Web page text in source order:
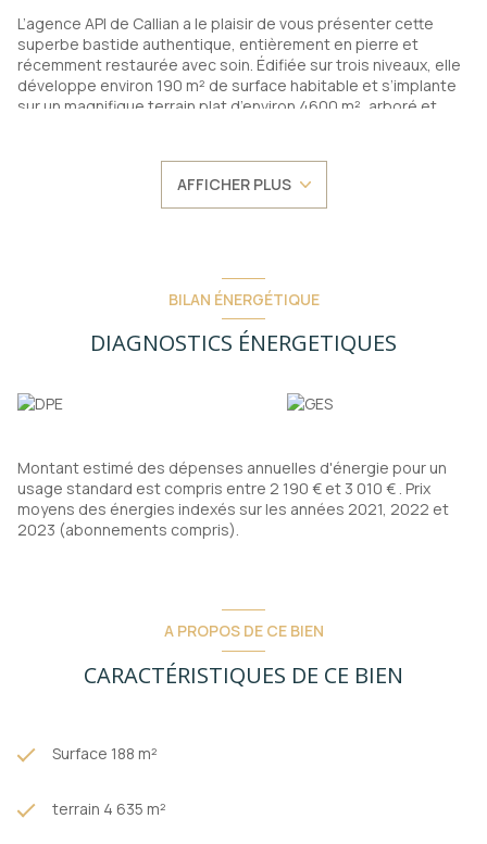
L’agence API de Callian a le plaisir de vous présenter cette
superbe bastide authentique, entièrement en pierre et
récemment restaurée avec soin. Édifiée sur trois niveaux, elle
développe environ 190 m² de surface habitable et s’implante
sur un magnifique terrain plat d’environ 4600 m², arboré et
Un véritable coin de paradis.
La propriété dispose de plusieurs cuves enterrées de
récupération d’eau pour l’entretien du jardin. L’assainissement
Vaste entrée avec poêle à bois
Cuisine entièrement équipée avec murs en pierres
apparentes
Salle d'eau avec WC
Au premier étage :
WC indépendant
Un bureau pouvant faire office de chambre d’appoint
Au second étage :
Deux chambres supplémentaires climatisées, dont une suite
parentale
Un abri en pierre faisant office de cellier et d’atelier, plusieurs
abris pour voitures et/ou espaces de stockage. La propriété
est équipée d’un portail électrique, d’un éclairage extérieur et
07 83 54 64 15
Les informations sur les risques auxquels ce bien est exposé
AFFICHER PLUS
BILAN ÉNERGÉTIQUE
DIAGNOSTICS ÉNERGETIQUES
Montant estimé des dépenses annuelles d'énergie pour un
usage standard est compris entre 2 190 € et 3 010 € . Prix
moyens des énergies indexés sur les années 2021, 2022 et
2023 (abonnements compris).
A PROPOS DE CE BIEN
CARACTÉRISTIQUES DE CE BIEN
Surface 188 m²
terrain 4 635 m²